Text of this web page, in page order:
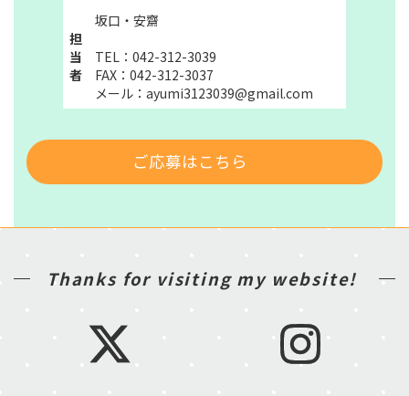
担
当
者
坂口・安齋
TEL：042-312-3039
FAX：042-312-3037
メール：ayumi3123039@gmail.com
ご応募はこちら
Thanks for visiting my website!